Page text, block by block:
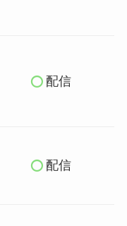
配信
配信